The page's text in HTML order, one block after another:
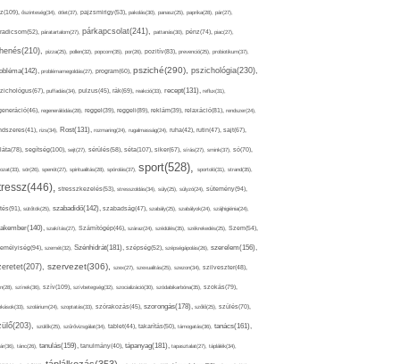
őszinteség(34), ötlet(37), pajzsmirigy(53), pakolás(30), panasz(25), paprika(28), pár(27),
páratartalom(27), párkapcsolat(241), pattanás(30), pénz(74), piac(27),
pizza(25), pollen(32), popcorn(35), por(26), pozitív(83), prevenció(25), probiotikum(37),
problémamegoldás(27), program(60), psziché(290), pszichológia(230),
puffadás(34), pulzus(45), rák(69), reakció(33), recept(131), reflux(31),
regenerálódás(28), reggel(39), reggeli(89), reklám(39), relaxáció(81), rendszer(24),
rizs(34), Rost(131), rozmaring(24), rugalmasság(24), ruha(42), rutin(47), sajt(67),
segítség(100), sejt(27), sérülés(58), séta(107), siker(67), sírás(27), smink(37), só(70),
sör(26), spenót(27), spiritualitás(28), spórolás(37), sport(528), sportoló(31), strand(35),
stresszkezelés(53), stresszoldás(34), súly(25), súlyzó(24), sütemény(94),
sütőtök(25), szabadidő(142), szabadság(47), szabály(25), szabályok(24), szájhigiénia(24),
szakítás(27), Számítógép(46), száraz(24), szédülés(35), székrekedés(25), Szem(54),
szemét(32), Szénhidrát(181), szépség(52), szépségápolás(26), szerelem(156),
szervezet(306), szex(27), szexualitás(25), szezon(34), szilveszter(48),
színek(36), szív(109), szívbetegség(32), szocializáció(30), szódabikarbóna(35), szokás(79),
szolárium(24), szoptatás(33), szórakozás(45), szorongás(178), szőlő(25), szülés(70),
szülők(25), szűrővizsgálat(34), tablet(44), takarítás(50), támogatás(36), tanács(161),
tánc(26), tanulás(159), tanulmány(40), tápanyag(181), tapasztalat(27), táplálék(34),